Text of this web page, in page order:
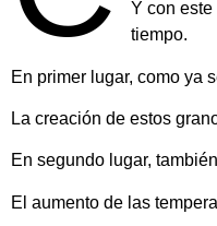
Y con
tiempo.
En primer lugar, como ya
La creación de estos
En segundo lugar,
El aumento de las